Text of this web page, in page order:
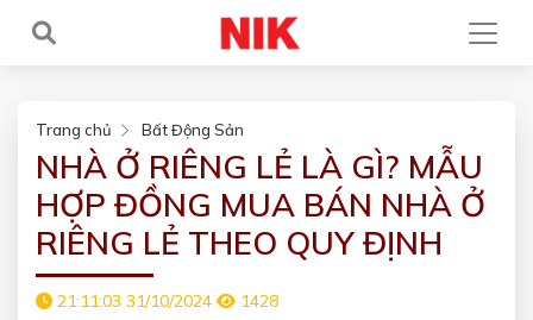
Trang chủ Bất Động Sản
NHÀ Ở RIÊNG LẺ LÀ GÌ? MẪU
HỢP ĐỒNG MUA BÁN NHÀ Ở
RIÊNG LẺ THEO QUY ĐỊNH
21:11:03 31/10/2024 1428